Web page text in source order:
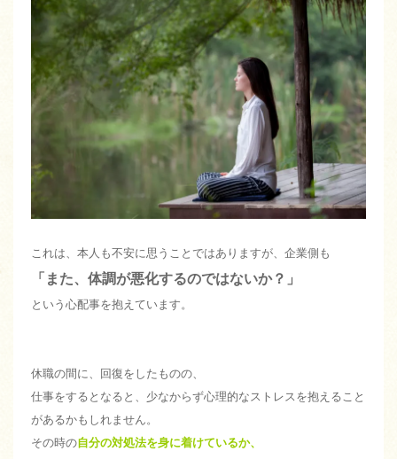
これは、本人も不安に思うことではありますが、企業側も
「また、体調が悪化するのではないか？」
という心配事を抱えています。
休職の間に、回復をしたものの、
仕事をするとなると、少なからず心理的なストレスを抱えること
があるかもしれません。
その時の自分の対処法を身に着けているか、